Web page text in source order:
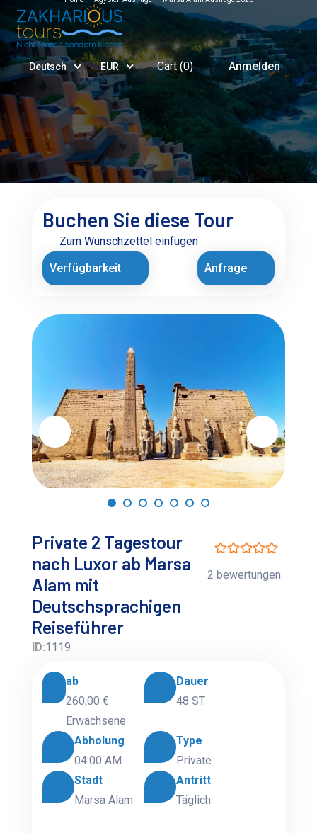
Deutsch EUR Cart (0) Anmelden
Private 2 Tagestour
nach Luxor ab Marsa
Alam mit
Deutschsprachigen
Reiseführer
ID:1119
2 bewertungen
ab
260,00 €
Erwachsene
Dauer
48 ST
Abholung
04:00 AM
Type
Private
Stadt
Marsa Alam
Antritt
Täglich
Buchen Sie diese Tour
Zum Wunschzettel einfügen
Verfügbarkeit
Anfrage